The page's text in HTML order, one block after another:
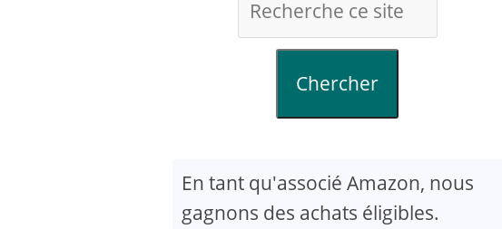
Chercher
En tant qu'associé Amazon, nous
gagnons des achats éligibles.